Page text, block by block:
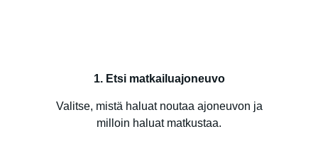
1. Etsi matkailuajoneuvo
Valitse, mistä haluat noutaa ajoneuvon ja
milloin haluat matkustaa.